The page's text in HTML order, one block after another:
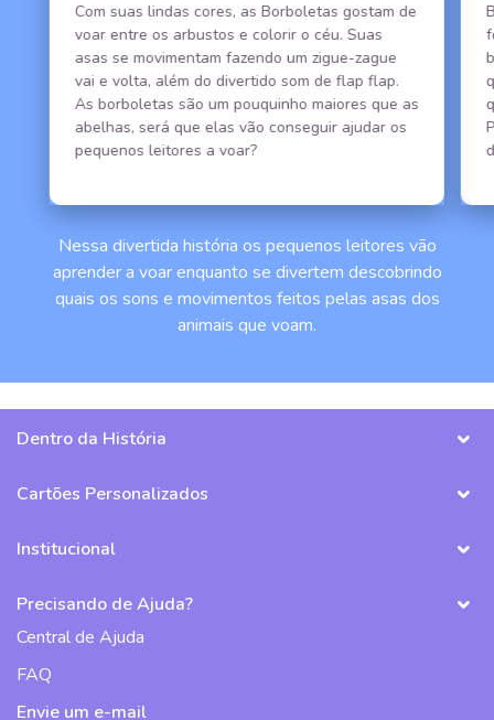
Com suas lindas cores, as Borboletas gostam de
voar entre os arbustos e colorir o céu. Suas
asas se movimentam fazendo um zigue-zague
vai e volta, além do divertido som de flap flap.
As borboletas são um pouquinho maiores que as
abelhas, será que elas vão conseguir ajudar os
pequenos leitores a voar?
Nessa divertida história os pequenos leitores vão
aprender a voar enquanto se divertem descobrindo
quais os sons e movimentos feitos pelas asas dos
animais que voam.
Dentro da História
Cartões Personalizados
Institucional
Precisando de Ajuda?
Central de Ajuda
FAQ
Envie um e-mail